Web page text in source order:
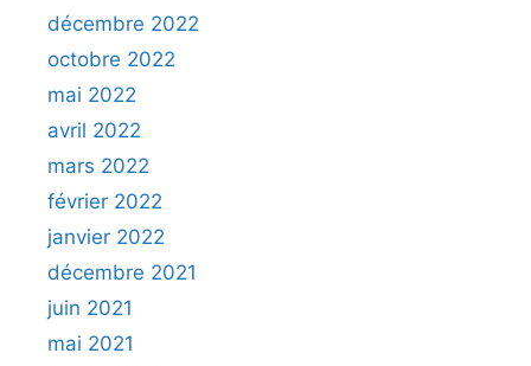
décembre 2022
octobre 2022
mai 2022
avril 2022
mars 2022
février 2022
janvier 2022
décembre 2021
juin 2021
mai 2021